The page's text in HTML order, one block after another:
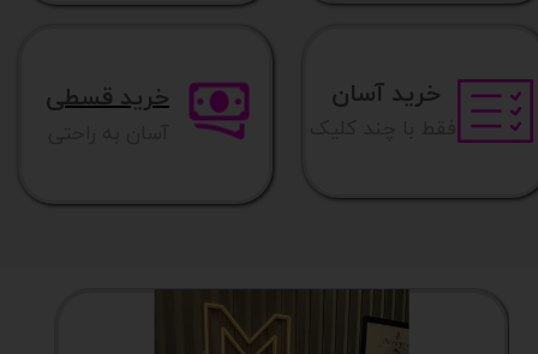
خرید آسان خرید قسطی